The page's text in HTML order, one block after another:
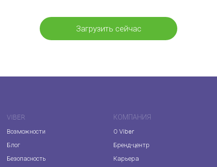
Загрузить сейчас
VIBER
Возможности
Блог
Безопасность
КОМПАНИЯ
О Viber
Бренд-центр
Карьера